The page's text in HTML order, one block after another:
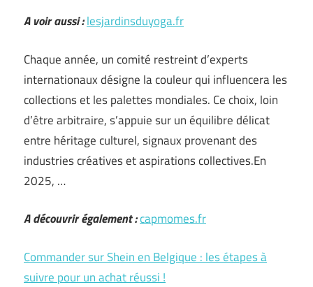
A voir aussi :lesjardinsduyoga.fr
Chaque année, un comité restreint d’experts
internationaux désigne la couleur qui influencera les
collections et les palettes mondiales. Ce choix, loin
d’être arbitraire, s’appuie sur un équilibre délicat
entre héritage culturel, signaux provenant des
industries créatives et aspirations collectives.En
2025, …
A découvrir également :capmomes.fr
Commander sur Shein en Belgique : les étapes à
suivre pour un achat réussi !